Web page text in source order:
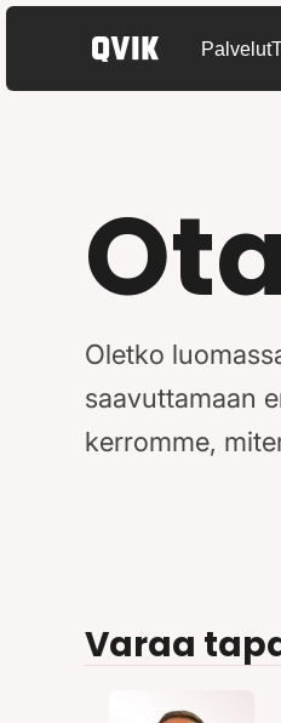
Palvelut
Oletko
saavuttamaan
kerromme,
Varaa